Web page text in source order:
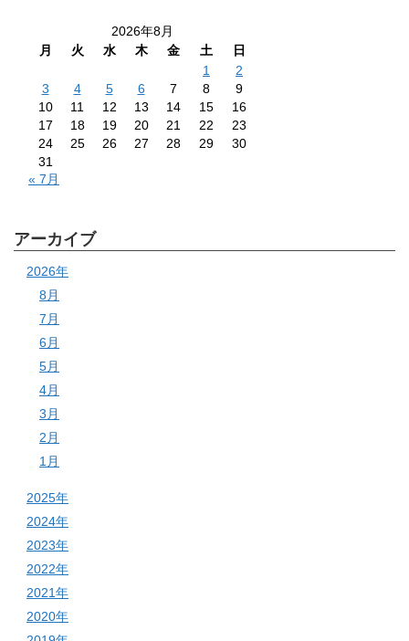
2026年8月
月
火 水 木 金 土
日
1
2
3
4 5 6 7 8
9
10
11 12 13 14 15
16
17
18 19 20 21 22
23
24
25 26 27 28 29
30
31
« 7月
アーカイブ
2026年
8月
7月
6月
5月
4月
3月
2月
1月
2025年
2024年
2023年
2022年
2021年
2020年